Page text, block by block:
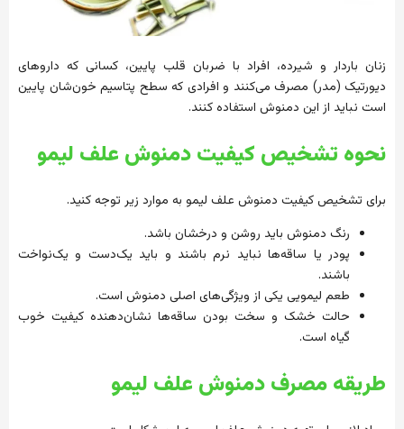
زنان باردار و شیرده، افراد با ضربان قلب پایین، کسانی که داروهای
دیورتیک (مدر) مصرف می‌کنند و افرادی که سطح پتاسیم خون‌شان پایین
است نباید از این دمنوش استفاده کنند.
نحوه تشخیص کیفیت دمنوش علف لیمو
برای تشخیص کیفیت دمنوش علف لیمو به موارد زیر توجه کنید.
رنگ دمنوش باید روشن و درخشان باشد.
پودر یا ساقه‌ها نباید نرم باشند و باید یک‌دست و یک‌نواخت
باشند.
طعم لیمویی یکی از ویژگی‌های اصلی دمنوش است.
حالت خشک و سخت بودن ساقه‌ها نشان‌دهنده کیفیت خوب
گیاه است.
طریقه مصرف دمنوش علف لیمو